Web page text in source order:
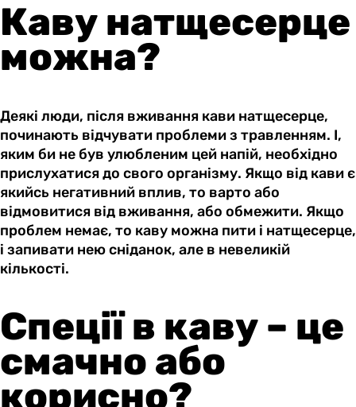
Каву натщесерце
можна?
Деякі люди, після вживання кави натщесерце,
починають відчувати проблеми з травленням. І,
яким би не був улюбленим цей напій, необхідно
прислухатися до свого організму. Якщо від кави є
якийсь негативний вплив, то варто або
відмовитися від вживання, або обмежити. Якщо
проблем немає, то каву можна пити і натщесерце,
і запивати нею сніданок, але в невеликій
кількості.
Спеції в каву – це
смачно або
корисно?